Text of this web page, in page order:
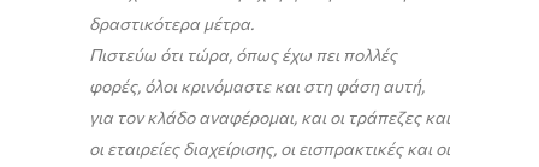
δραστικότερα μέτρα.
Πιστεύω ότι τώρα, όπως έχω πει πολλές
φορές, όλοι κρινόμαστε και στη φάση αυτή,
για τον κλάδο αναφέρομαι, και οι τράπεζες και
οι εταιρείες διαχείρισης, οι εισπρακτικές και οι